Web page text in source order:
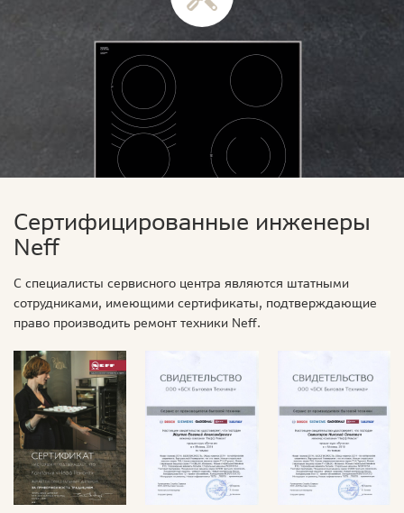
Сертифицированные инженеры
Neff
С специалисты сервисного центра являются штатными
сотрудниками, имеющими сертификаты, подтверждающие
право производить ремонт техники Neff.